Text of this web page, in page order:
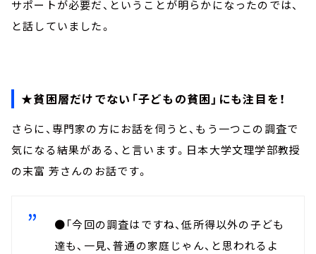
サポートが必要だ、ということが明らかになったのでは、
と話していました。
★貧困層だけでない「子どもの貧困」にも注目を！
さらに、専門家の方にお話を伺うと、もう一つこの調査で
気になる結果がある、と言います。日本大学文理学部教授
の末富 芳さんのお話です。
●「今回の調査はですね、低所得以外の子ども
達も、一見、普通の家庭じゃん、と思われるよ